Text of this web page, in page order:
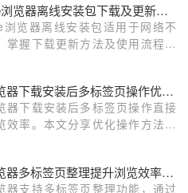
Chrome浏览器离线安装包下载及更新方法介绍
览器离线安装包适用于网络不
掌握下载更新方法及使用流程，
谷歌浏览器下载安装后多标签页操作优化操作方法
器下载安装后多标签页操作直接
效率。本文分享优化操作方法，
谷歌浏览器多标签页整理提升浏览效率操作
器支持多标签页整理功能，通过